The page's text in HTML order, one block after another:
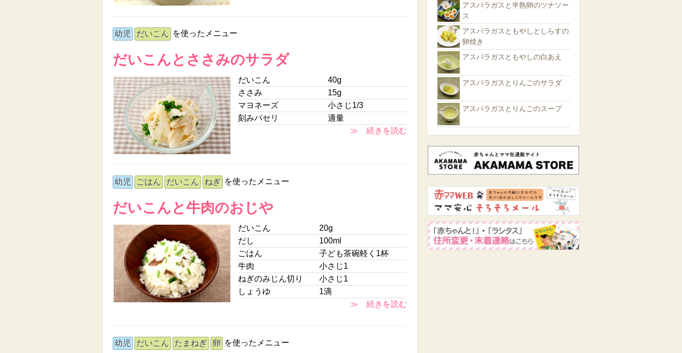
幼児 だいこん を使ったメニュー
だいこんとささみのサラダ
だいこん
40g
ささみ
15g
マヨネーズ
小さじ1/3
刻みパセリ
適量
≫ 続きを読む
幼児 ごはん だいこん ねぎ を使ったメニュー
だいこんと牛肉のおじや
だいこん
20g
だし
100ml
ごはん
子ども茶碗軽く1杯
牛肉
小さじ1
ねぎのみじん切り
小さじ1
しょうゆ
1滴
≫ 続きを読む
幼児 だいこん たまねぎ 卵 を使ったメニュー
アスパラガスと半熟卵のツナソー
ス
アスパラガスともやしとしらすの
卵焼き
アスパラガスともやしの白あえ
アスパラガスとりんごのサラダ
アスパラガスとりんごのスープ